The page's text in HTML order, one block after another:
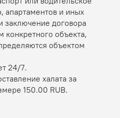
апартаментов и иных
заключение договора
конкретного объекта,
объектом
24/7.
халата за
150.00 RUB.